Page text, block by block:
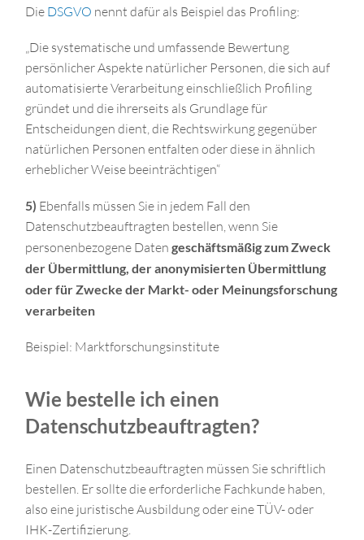
Die DSGVO nennt dafür als Beispiel das Profiling:
„Die systematische und umfassende Bewertung
persönlicher Aspekte natürlicher Personen, die sich auf
automatisierte Verarbeitung einschließlich Profiling
gründet und die ihrerseits als Grundlage für
Entscheidungen dient, die Rechtswirkung gegenüber
natürlichen Personen entfalten oder diese in ähnlich
erheblicher Weise beeinträchtigen“
5) Ebenfalls müssen Sie in jedem Fall den
Datenschutzbeauftragten bestellen, wenn Sie
personenbezogene Daten geschäftsmäßig zum Zweck
der Übermittlung, der anonymisierten Übermittlung
oder für Zwecke der Markt- oder Meinungsforschung
verarbeiten
Beispiel: Marktforschungsinstitute
Wie bestelle ich einen
Datenschutzbeauftragten?
Einen Datenschutzbeauftragten müssen Sie schriftlich
bestellen. Er sollte die erforderliche Fachkunde haben,
also eine juristische Ausbildung oder eine TÜV- oder
IHK-Zertifizierung.